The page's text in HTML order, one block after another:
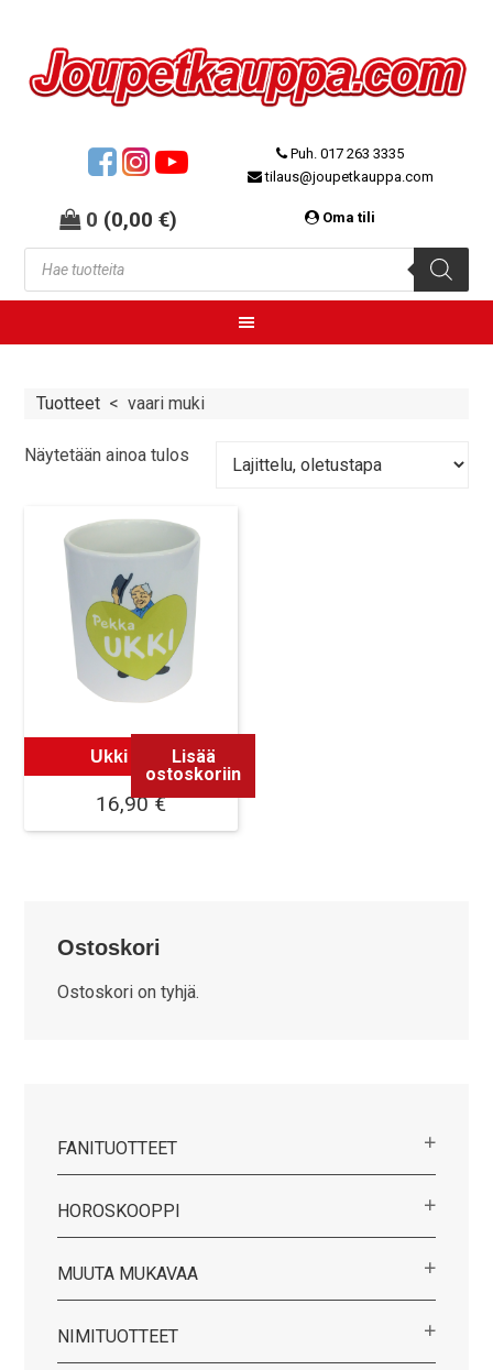
0 (0,00€)
Puh. 017 263 3335
tilaus@joupetkauppa.com
Oma tili
Tuotteet <vaari muki
Näytetään ainoa tulos
Ukki Muki
16,90€
Lisää
ostoskoriin
Ostoskori
Ostoskori on tyhjä.
FANITUOTTEET
HOROSKOOPPI
MUUTA MUKAVAA
NIMITUOTTEET